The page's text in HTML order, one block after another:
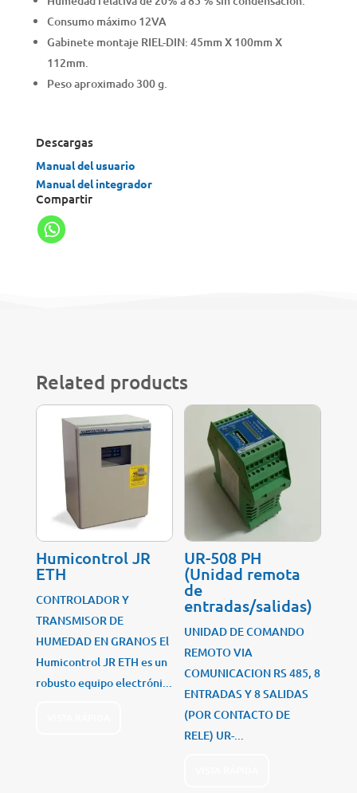
Consumo máximo 12VA
Gabinete montaje RIEL-DIN: 45mm X 100mm X
112mm.
Peso aproximado 300 g.
Descargas
Manual del usuario
Manual del integrador
Compartir
Related products
Humicontrol JR
ETH
CONTROLADOR Y
TRANSMISOR DE
HUMEDAD EN GRANOS El
Humicontrol JR ETH es un
robusto equipo electróni...
UR-508 PH
(Unidad remota
de
entradas/salidas)
UNIDAD DE COMANDO
REMOTO VIA
COMUNICACION RS 485, 8
ENTRADAS Y 8 SALIDAS
(POR CONTACTO DE
RELE) UR-...